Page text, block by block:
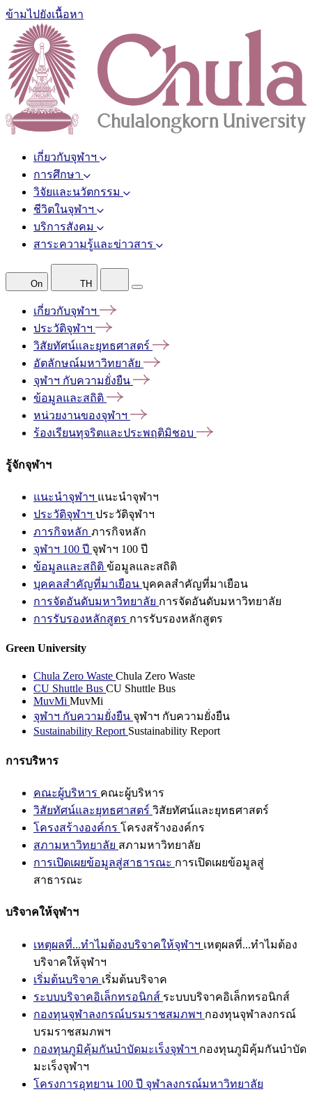
ข้ามไปยังเนื้อหา
เกี่ยวกับจุฬาฯ
การศึกษา
วิจัยและนวัตกรรม
ชีวิตในจุฬาฯ
บริการสังคม
สาระความรู้และข่าวสาร
On TH
เกี่ยวกับจุฬาฯ
ประวัติจุฬาฯ
วิสัยทัศน์และยุทธศาสตร์
อัตลักษณ์มหาวิทยาลัย
จุฬาฯ กับความยั่งยืน
ข้อมูลและสถิติ
หน่วยงานของจุฬาฯ
ร้องเรียนทุจริตและประพฤติมิชอบ
รู้จักจุฬาฯ
แนะนำจุฬาฯ แนะนำจุฬาฯ
ประวัติจุฬาฯ ประวัติจุฬาฯ
ภารกิจหลัก ภารกิจหลัก
จุฬาฯ 100 ปี จุฬาฯ 100 ปี
ข้อมูลและสถิติ ข้อมูลและสถิติ
บุคคลสำคัญที่มาเยือน บุคคลสำคัญที่มาเยือน
การจัดอันดับมหาวิทยาลัย การจัดอันดับมหาวิทยาลัย
การรับรองหลักสูตร การรับรองหลักสูตร
Green University
Chula Zero Waste Chula Zero Waste
CU Shuttle Bus CU Shuttle Bus
MuvMi MuvMi
จุฬาฯ กับความยั่งยืน จุฬาฯ กับความยั่งยืน
Sustainability Report Sustainability Report
การบริหาร
คณะผู้บริหาร คณะผู้บริหาร
วิสัยทัศน์และยุทธศาสตร์ วิสัยทัศน์และยุทธศาสตร์
โครงสร้างองค์กร โครงสร้างองค์กร
สภามหาวิทยาลัย สภามหาวิทยาลัย
การเปิดเผยข้อมูลสู่สาธารณะ การเปิดเผยข้อมูลสู่
สาธารณะ
บริจาคให้จุฬาฯ
เหตุผลที่...ทำไมต้องบริจาคให้จุฬาฯ เหตุผลที่...ทำไมต้อง
บริจาคให้จุฬาฯ
เริ่มต้นบริจาค เริ่มต้นบริจาค
ระบบบริจาคอิเล็กทรอนิกส์ ระบบบริจาคอิเล็กทรอนิกส์
กองทุนจุฬาลงกรณ์บรมราชสมภพฯ กองทุนจุฬาลงกรณ์
บรมราชสมภพฯ
กองทุนภูมิคุ้มกันบำบัดมะเร็งจุฬาฯ กองทุนภูมิคุ้มกันบำบัด
มะเร็งจุฬาฯ
โครงการอุทยาน 100 ปี จุฬาลงกรณ์มหาวิทยาลัย